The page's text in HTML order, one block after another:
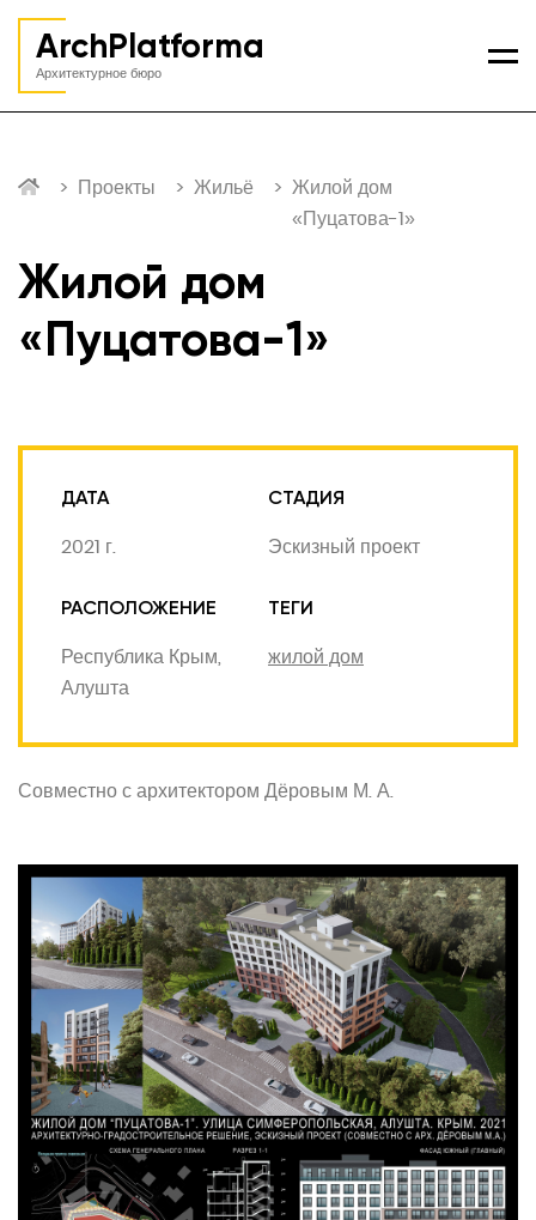
ArchPlatforma
Архитектурное бюро
Проекты Жильё
Жилой дом
«Пуцатова-1»
Жилой дом
«Пуцатова-1»
ДАТА
2021 г.
СТАДИЯ
Эскизный проект
РАСПОЛОЖЕНИЕ
Республика Крым,
Алушта
ТЕГИ
жилой дом
Совместно с архитектором Дёровым М. А.